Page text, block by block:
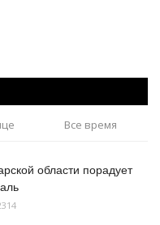
Все время
области порадует